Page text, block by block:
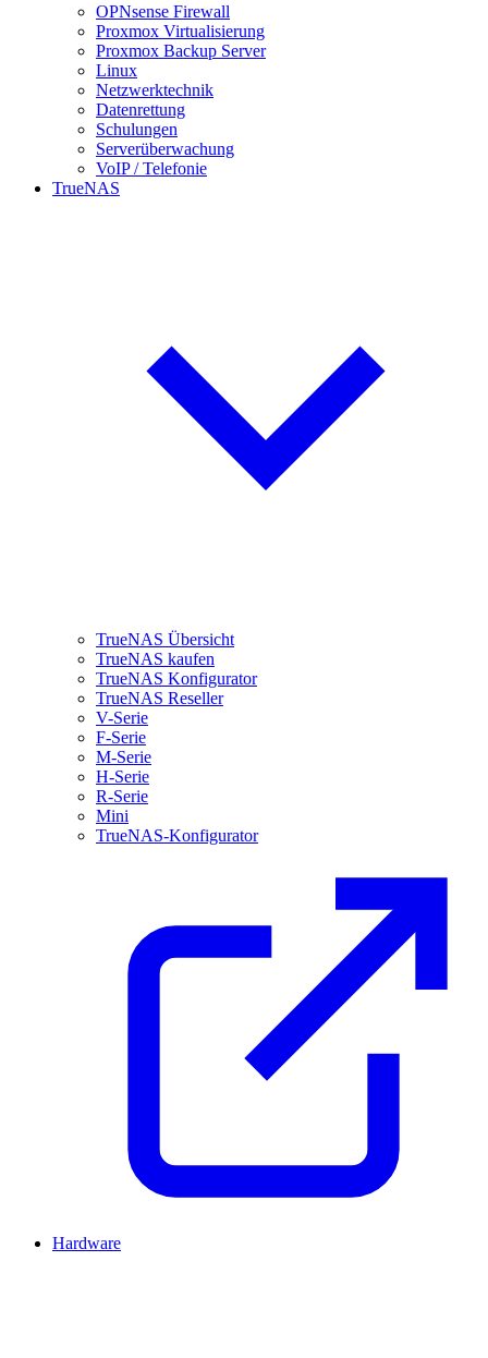
OPNsense Firewall
Proxmox Virtualisierung
Proxmox Backup Server
Linux
Netzwerktechnik
Datenrettung
Schulungen
Serverüberwachung
VoIP / Telefonie
TrueNAS
TrueNAS Übersicht
TrueNAS kaufen
TrueNAS Konfigurator
TrueNAS Reseller
V-Serie
F-Serie
M-Serie
H-Serie
R-Serie
Mini
TrueNAS-Konfigurator
Hardware